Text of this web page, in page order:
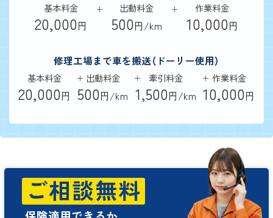
基本料金
20,000円
出動料金
500円/km
作業料金
10,000円
修理工場まで車を搬送（ドーリー使用）
基本料金
20,000円
出動料金
500円/km
牽引料金
1,500円/km
作業料金
10,000円
ご相談無料